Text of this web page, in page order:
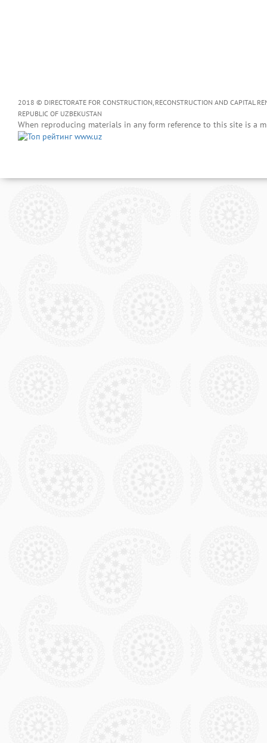
2018 © DIRECTORATE FOR CONSTRUCTION, RECONSTRUCTION AND CAPITAL
REPUBLIC OF UZBEKUSTAN
When reproducing materials in any form reference to this site is a